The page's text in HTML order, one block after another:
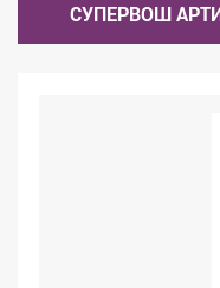
СУПЕРВОШ